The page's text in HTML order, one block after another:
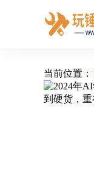
当前位置：